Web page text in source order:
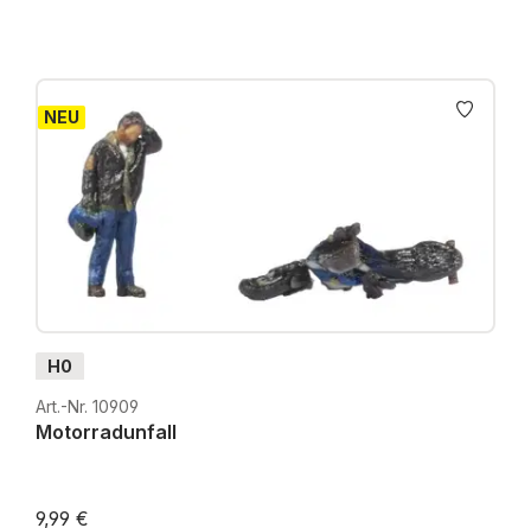
NEU
H0
Art.-Nr. 10909
Motorradunfall
9,99 €